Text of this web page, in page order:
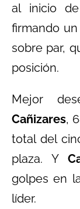
al inicio
firmando
sobre par,
posición.
Mejor
Cañizares,
total del
plaza. Y
golpes en
líder.